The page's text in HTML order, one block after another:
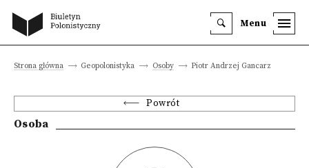
Menu
Strona główna Geopolonistyka Osoby Piotr Andrzej Gancarz
Powrót
Osoba